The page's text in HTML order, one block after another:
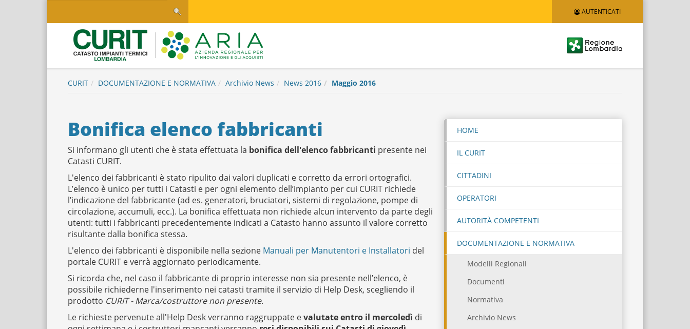
principale
AUTENTICATI
Logo
Logo
Regione
Lombardia
CURIT DOCUMENTAZIONE E NORMATIVA Archivio News News 2016 Maggio 2016
Bonifica elenco fabbricanti
Si informano gli utenti che è stata effettuata la bonifica dell'elenco fabbricanti presente nei
Catasti CURIT.
L'elenco dei fabbricanti è stato ripulito dai valori duplicati e corretto da errori ortografici.
L’elenco è unico per tutti i Catasti e per ogni elemento dell’impianto per cui CURIT richiede
l’indicazione del fabbricante (ad es. generatori, bruciatori, sistemi di regolazione, pompe di
circolazione, accumuli, ecc.). La bonifica effettuata non richiede alcun intervento da parte degli
utenti: tutti i fabbricanti precedentemente indicati a Catasto hanno assunto il valore corretto
risultante dalla bonifica stessa.
L'elenco dei fabbricanti è disponibile nella sezione Manuali per Manutentori e Installatori del
portale CURIT e verrà aggiornato periodicamente.
Si ricorda che, nel caso il fabbricante di proprio interesse non sia presente nell’elenco, è
possibile richiederne l'inserimento nei catasti tramite il servizio di Help Desk, scegliendo il
prodotto CURIT - Marca/costruttore non presente.
Le richieste pervenute all'Help Desk verranno raggruppate evalutate entro il mercoledì di
HOME
IL CURIT
CITTADINI
OPERATORI
AUTORITÀ COMPETENTI
DOCUMENTAZIONE E NORMATIVA
Modelli Regionali
Documenti
Normativa
Archivio News